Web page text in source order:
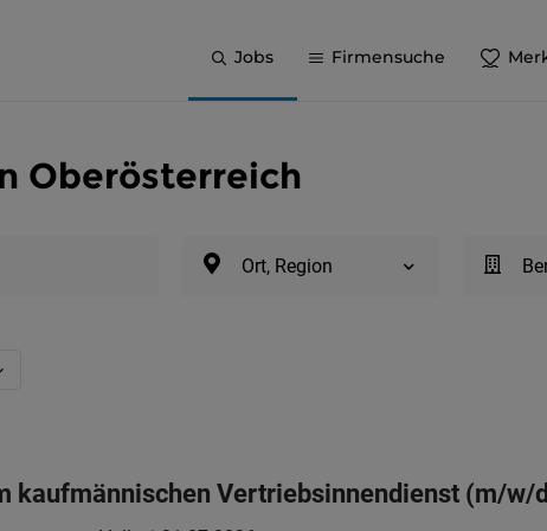
Jobs Firmensuche
Oberösterreich
Ort, Region
kaufmännischen Vertriebsinnendienst (m/w/